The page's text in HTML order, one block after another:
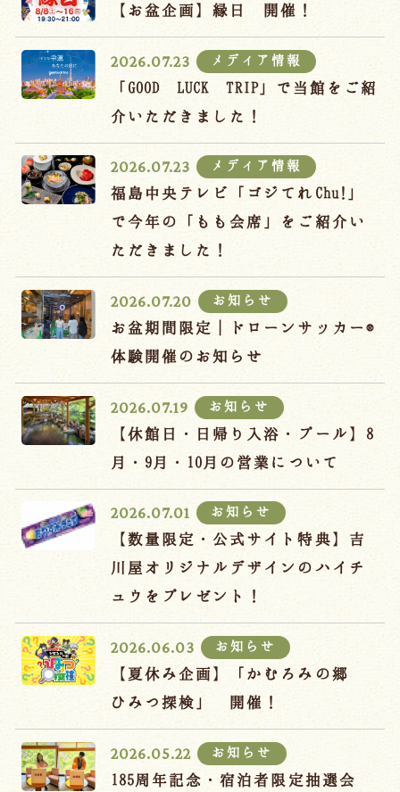
【お盆企画】縁日 開催！
2026.07.23 メディア情報
「GOOD LUCK TRIP」で当館をご紹
介いただきました！
2026.07.23 メディア情報
福島中央テレビ「ゴジてれChu!」
で今年の「もも会席」をご紹介い
ただきました！
2026.07.20 お知らせ
お盆期間限定｜ドローンサッカー®
体験開催のお知らせ
2026.07.19 お知らせ
【休館日・日帰り入浴・プール】8
月・9月・10月の営業について
2026.07.01 お知らせ
【数量限定・公式サイト特典】吉
川屋オリジナルデザインのハイチ
ュウをプレゼント！
2026.06.03 お知らせ
【夏休み企画】「かむろみの郷
ひみつ探検」 開催！
2026.05.22 お知らせ
185周年記念・宿泊者限定抽選会
予約確認・変更・キャンセル
キャンセルポリシー
宿泊約款
オンラインショップ
吉川屋×温泉むすめ
Follow us
Tel.024-542-2226/ 9:00~18:00
Language